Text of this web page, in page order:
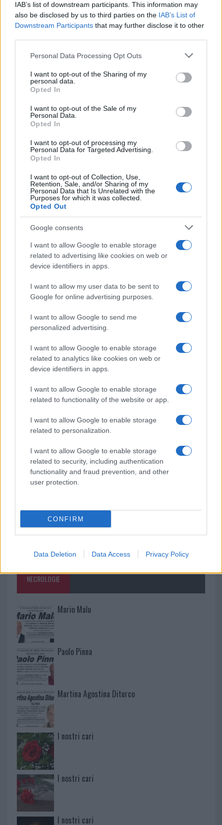
IAB’s list of downstream participants. This information may
also be disclosed by us to third parties on the IAB’s List of
Downstream Participants that may further disclose it to other
Please note that this website/app uses one or more Google
not limited to your visit or usage behaviour. You may click to
grant or deny consent to Google and its third-party tags to
use your data for below specified purposes in below Google
consent section.
Personal Data Processing Opt Outs
I want to opt-out of the Sharing of my
personal data.
Opted In
I want to opt-out of the Sale of my
Personal Data.
Opted In
I want to opt-out of processing my
Personal Data for Targeted Advertising.
Opted In
I want to opt-out of Collection, Use,
Retention, Sale, and/or Sharing of my
Personal Data that Is Unrelated with the
Purposes for which it was collected.
Opted Out
Google consents
I want to allow Google to enable storage
related to advertising like cookies on web or
device identifiers in apps.
I want to allow my user data to be sent to
Google for online advertising purposes.
I want to allow Google to send me
personalized advertising.
I want to allow Google to enable storage
related to analytics like cookies on web or
device identifiers in apps.
I want to allow Google to enable storage
related to functionality of the website or app.
I want to allow Google to enable storage
related to personalization.
I want to allow Google to enable storage
related to security, including authentication
functionality and fraud prevention, and other
user protection.
CONFIRM
Data Deletion Data Access Privacy Policy
daGoogle News
F
a
ce
b
o
o
k
T
w
te
r
Pi
n
te
re
W
at
s
p
S
h
re
Prossimo articolo
NOTIZIE RECENTI
Michelle Hunziker in Gallura, bella anche dal
vivo: un amico vip svela come fa
Calangianus, dopo le polemiche il centro
accoglienza minori chiude
Olbia, divieto di sosta contro spaccio e degrado:
esplode la protesta
Pausa caffè impeccabile: come scegliere la
soluzione ideale per la casa e l’ufficio
Monte Pino, la fine di un lungo dolore: storia e
rinascita della strada che segnò la Gallura
Raid nelle campagne di Berchidda, rischio per
ritrova la strada
NECROLOGIE
Mario Malu
Paolo Pinna
Martina Agostina Diturco
I nostri cari
I nostri cari
I nostri cari